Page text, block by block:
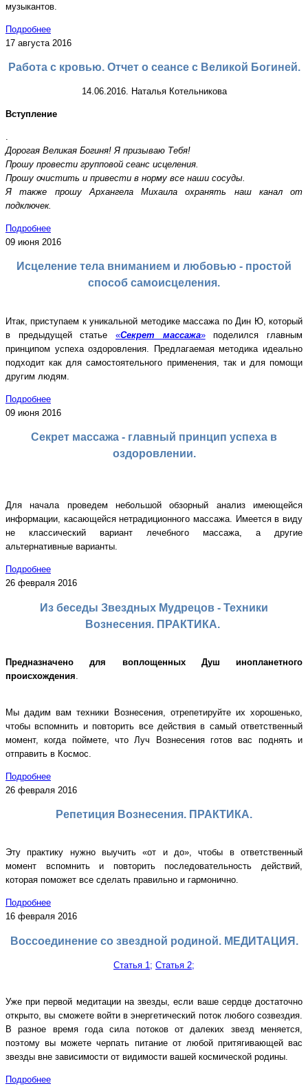
музыкантов.
Подробнее
17 августа 2016
Работа с кровью. Отчет о сеансе с Великой Богиней.
14.06.2016. Наталья Котельникова
Вступление
.
Дорогая Великая Богиня! Я призываю Тебя!
Прошу провести групповой сеанс исцеления.
Прошу очистить и привести в норму все наши сосуды.
Я также прошу Архангела Михаила охранять наш канал от
подключек.
Подробнее
09 июня 2016
Исцеление тела вниманием и любовью - простой
способ самоисцеления.
Итак, приступаем к уникальной методике массажа по Дин Ю, который
в предыдущей статье «Секрет массажа»поделился главным
принципом успеха оздоровления. Предлагаемая методика идеально
подходит как для самостоятельного применения, так и для помощи
другим людям.
Подробнее
09 июня 2016
Секрет массажа - главный принцип успеха в
оздоровлении.
Для начала проведем небольшой обзорный анализ имеющейся
информации, касающейся нетрадиционного массажа. Имеется в виду
не классический вариант лечебного массажа, а другие
альтернативные варианты.
Подробнее
26 февраля 2016
Из беседы Звездных Мудрецов - Техники
Вознесения. ПРАКТИКА.
Предназначено для воплощенных Душ инопланетного
происхождения
Мы дадим вам техники Вознесения, отрепетируйте их хорошенько,
чтобы вспомнить и повторить все действия в самый ответственный
момент, когда поймете, что Луч Вознесения готов вас поднять и
отправить в Космос.
Подробнее
26 февраля 2016
Репетиция Вознесения. ПРАКТИКА.
Эту практику нужно выучить «от и до», чтобы в ответственный
момент вспомнить и повторить последовательность действий,
которая поможет все сделать правильно и гармонично.
Подробнее
16 февраля 2016
Воссоединение со звездной родиной. МЕДИТАЦИЯ.
Статья 1; Статья 2;
Уже при первой медитации на звезды, если ваше сердце достаточно
открыто, вы сможете войти в энергетический поток любого созвездия.
В разное время года сила потоков от далеких звезд меняется,
поэтому вы можете черпать питание от любой притягивающей вас
звезды вне зависимости от видимости вашей космической родины.
Подробнее